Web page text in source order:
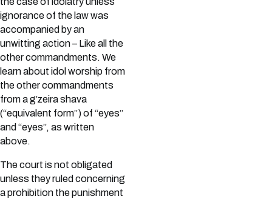
ignorance of the law was
accompanied by an
unwitting action – Like all the
other commandments. We
learn about idol worship from
the other commandments
from a g’zeira shava
(“equivalent form”) of “eyes”
and “eyes”, as written
above.
The court is not obligated
unless they ruled concerning
a prohibition the punishment